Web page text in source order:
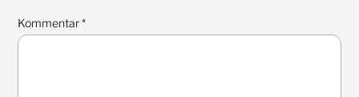
Kommentar*